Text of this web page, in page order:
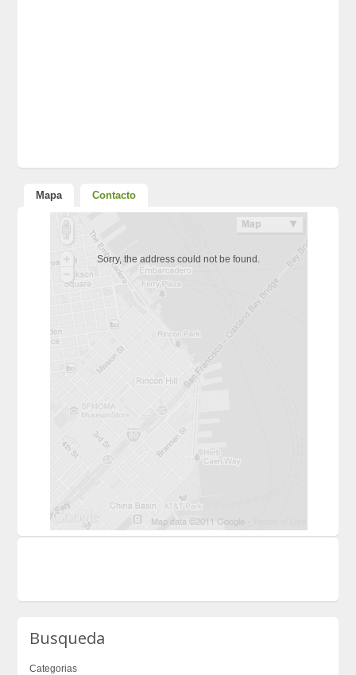
Mapa Contacto
Sorry, the address could not be found.
Busqueda
Categorias